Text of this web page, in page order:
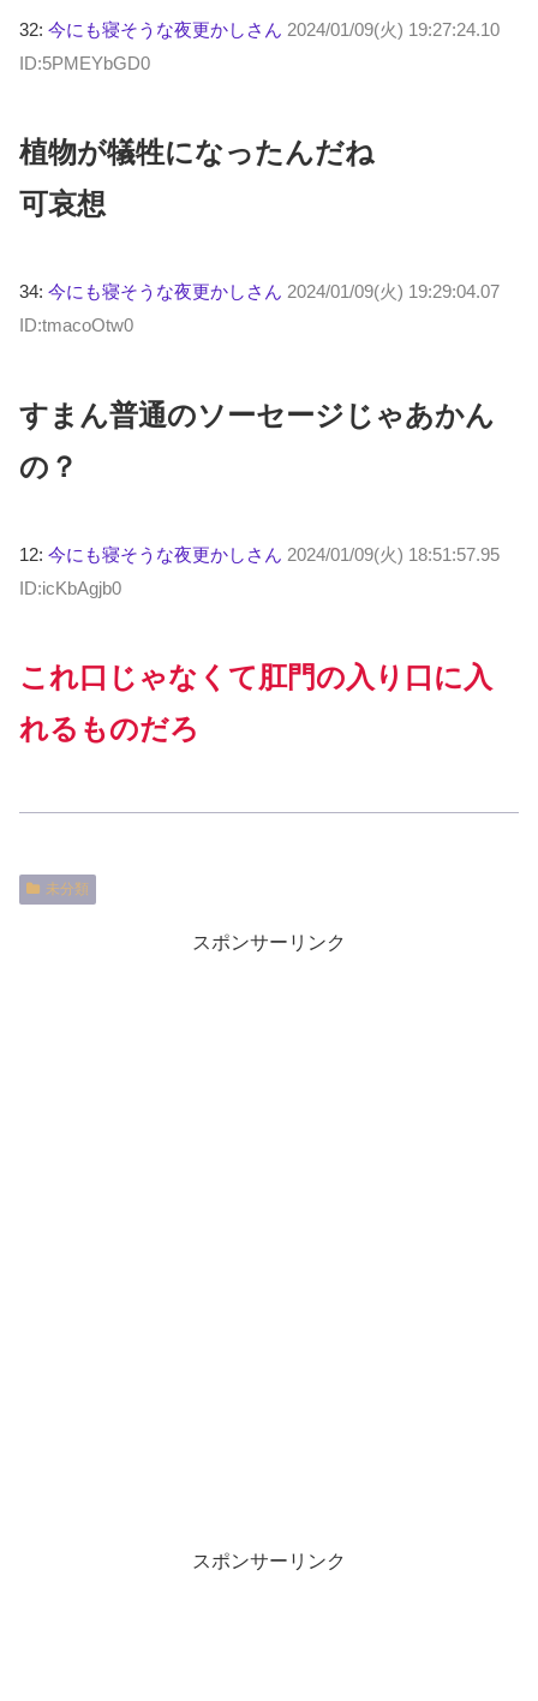
32: 今にも寝そうな夜更かしさん 2024/01/09(火) 19:27:24.10
ID:5PMEYbGD0
植物が犠牲になったんだね
可哀想
34: 今にも寝そうな夜更かしさん 2024/01/09(火) 19:29:04.07
ID:tmacoOtw0
すまん普通のソーセージじゃあかん
の？
12: 今にも寝そうな夜更かしさん 2024/01/09(火) 18:51:57.95
ID:icKbAgjb0
これ口じゃなくて肛門の入り口に入
れるものだろ
未分類
スポンサーリンク
スポンサーリンク